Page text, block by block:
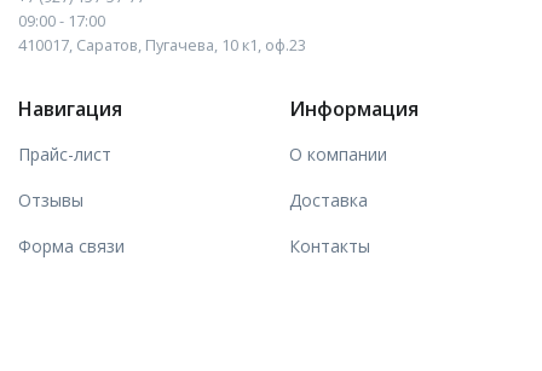
09:00 - 17:00
410017, Саратов, Пугачева, 10 к1, оф.23
Навигация
Прайс-лист
Отзывы
Форма связи
Информация
О компании
Доставка
Контакты